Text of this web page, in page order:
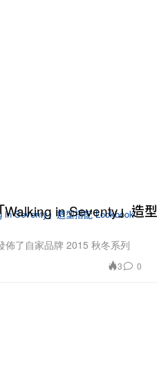
in Seventy」造型
了自家品牌 2015 秋冬系列
3 0